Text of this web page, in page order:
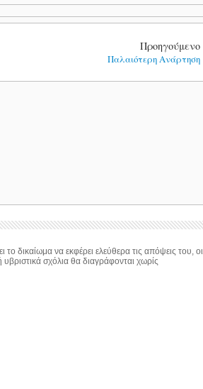
Προηγούμενο
Παλαιότερη Ανάρτηση
δικαίωμα να εκφέρει ελεύθερα τις απόψεις του, οι
σχόλια θα διαγράφονται χωρίς